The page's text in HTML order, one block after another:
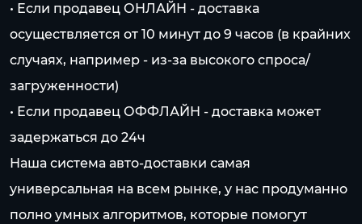
• Если продавец ОНЛАЙН - доставка
осуществляется от 10 минут до 9 часов (в крайних
случаях, например - из-за высокого спроса/
загруженности)
• Если продавец ОФФЛАЙН - доставка может
задержаться до 24ч
Наша система авто-доставки самая
универсальная на всем рынке, у нас продуманно
полно умных алгоритмов, которые помогут